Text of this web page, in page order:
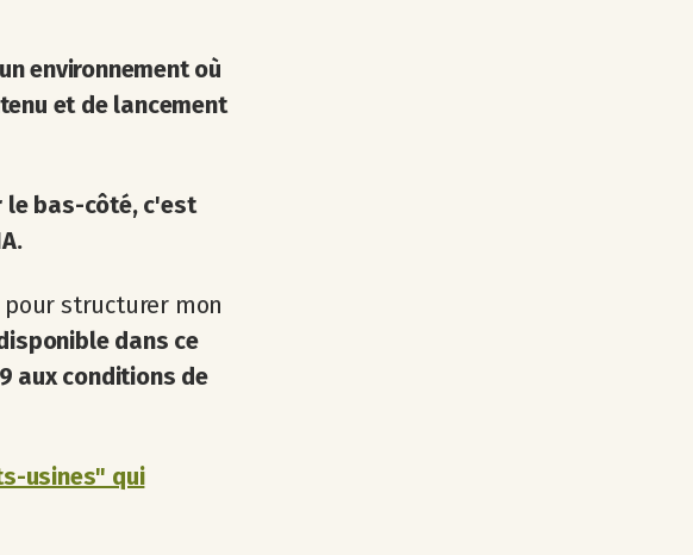
environnement où
et de lancement
le bas-côté, c'est
structurer mon
dans ce
aux conditions de
usines" qui